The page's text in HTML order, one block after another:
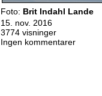
Foto: Brit Indahl Lande
15. nov. 2016
3774 visninger
Ingen kommentarer